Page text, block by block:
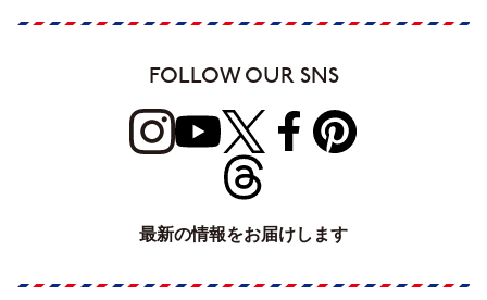
FOLLOW OUR SNS
最新の情報をお届けします